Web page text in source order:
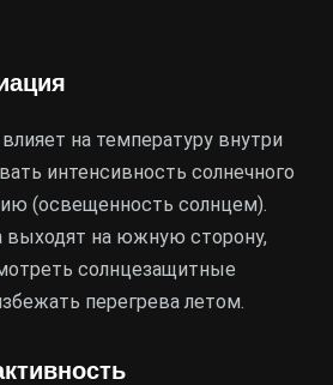
на температуру внутри
интенсивность солнечного
(освещенность солнцем).
выходят на южную сторону,
солнцезащитные
перегрева летом.